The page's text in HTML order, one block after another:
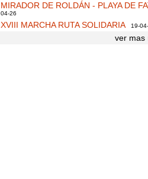
MIRADOR DE ROLDÁN - PLAYA DE
04-26
XVIII MARCHA RUTA SOLIDARIA 19-
ver mas